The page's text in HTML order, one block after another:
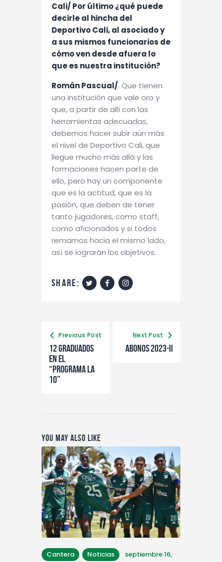
Cali/ Por último ¿qué puede
decirle al hincha del
Deportivo Cali, al asociado y
a sus mismos funcionarios de
cómo ven desde afuera lo
que es nuestra institución?
Román Pascual/. Que tienen
una institución que vale oro y
que, a partir de allí con las
herramientas adecuadas,
debemos hacer subir aún más
el nivel de Deportivo Cali, que
llegue mucho más allá y las
formaciones hacen parte de
ello, pero hay un componente
que es la actitud, que es la
pasión, que deben de tener
tanto jugadores, como staff,
como aficionados y si todos
remamos hacia el mismo lado,
así se lograrán los objetivos.
share:
Previous Post
12 GRADUADOS
EN EL
“PROGRAMA LA
10”
Next Post
ABONOS 2023-II
You May Also Like
Cantera Noticias septiembre 16,